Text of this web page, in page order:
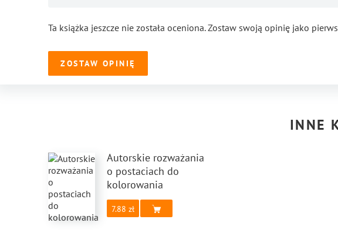
Ta książka jeszcze nie została oceniona. Zostaw swoją opinię jako
ZOSTAW OPINIĘ
INNE
Autorskie rozważania
o postaciach do
kolorowania
7.88